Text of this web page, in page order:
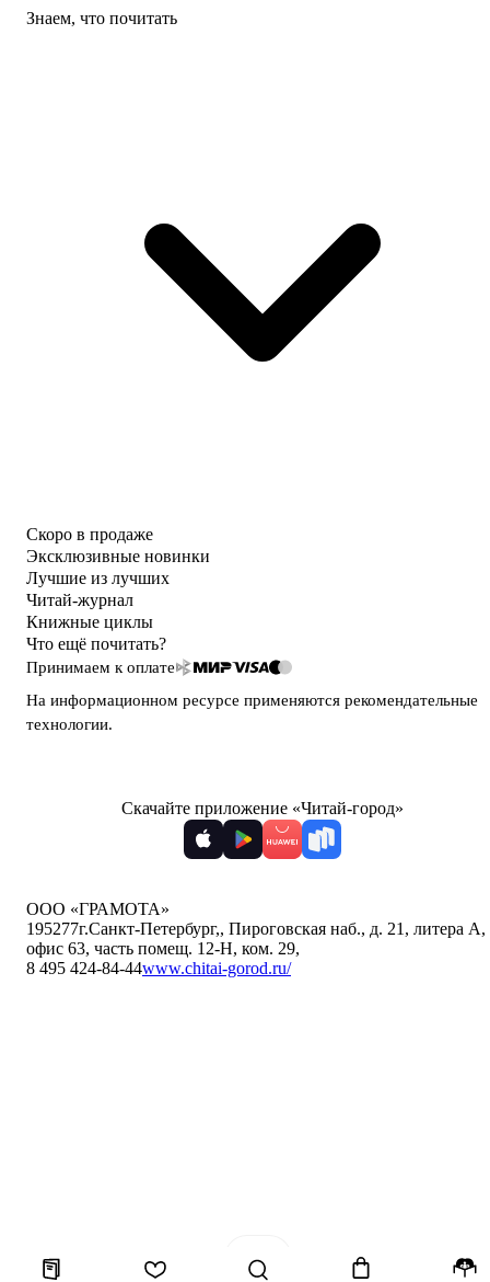
Знаем, что почитать
Скоро в продаже
Эксклюзивные новинки
Лучшие из лучших
Читай-журнал
Книжные циклы
Что ещё почитать?
Принимаем к оплате
На информационном ресурсе применяются рекомендательные
технологии.
Скачайте приложение «Читай-город»
ООО «ГРАМОТА»
195277г.Санкт-Петербург,, Пироговская наб., д. 21, литера А,
офис 63, часть помещ. 12-Н, ком. 29,
8 495 424-84-44www.chitai-gorod.ru/